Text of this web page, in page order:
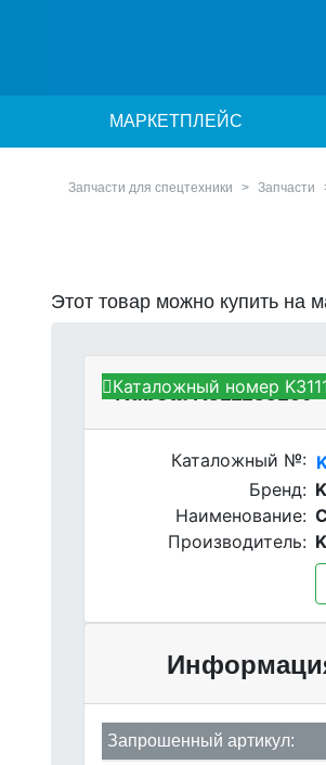
МАРКЕТПЛЕЙС
Запчасти для спецтехники Запчасти
Этот товар можно купить на
Kubota K311183160
Каталожный №:
Бренд:
Наименование:
Производитель:
Каталожный номер
Запрошенный артикул: